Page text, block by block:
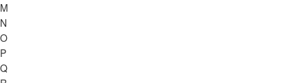
M
N
O
P
Q